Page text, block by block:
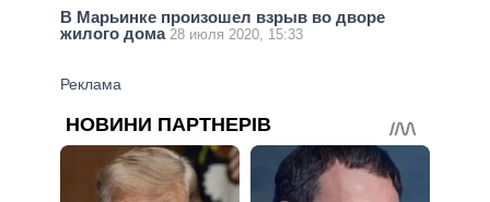
В Марьинке произошел взрыв во дворе
жилого дома 28 июля 2020, 15:33